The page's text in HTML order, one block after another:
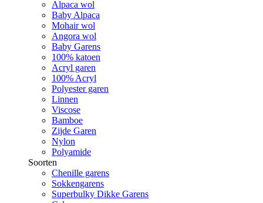
Alpaca wol
Baby Alpaca
Mohair wol
Angora wol
Baby Garens
100% katoen
Acryl garen
100% Acryl
Polyester garen
Linnen
Viscose
Bamboe
Zijde Garen
Nylon
Polyamide
Soorten
Chenille garens
Sokkengarens
Superbulky Dikke Garens